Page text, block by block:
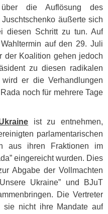
die Auflösung des
äußerte sich
diesen Schritt zu tun. Auf
auf den 29. Juli
der Koalition gehen jedoch
zu diesen radikalen
er die Verhandlungen
noch für mehrere Tage
ist zu entnehmen,
parlamentarischen
aus ihren Fraktionen im
eingereicht wurden. Dies
Abgabe der Vollmachten
Ukraine” und BJuT
Die Vertreter
sie nicht ihre Mandate auf